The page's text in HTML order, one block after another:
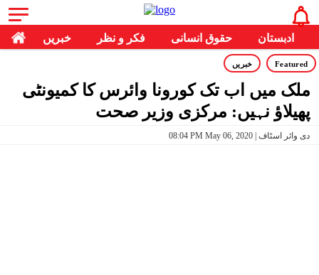
خبریں فکر و نظر حقوق انسانی ادبستان
Featured خبریں
ملک میں اب تک کورونا وائرس کا کمیونٹی
پھیلاؤ نہیں: مرکزی وزیر صحت
08:04 PM May 06, 2020 | دی وائر اسٹاف